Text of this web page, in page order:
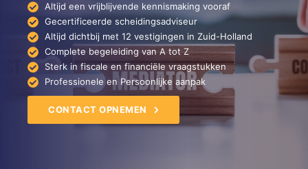
Altijd een vrijblijvende kennismaking vooraf
Gecertificeerde scheidingsadviseur
Altijd dichtbij met 12 vestigingen in Zuid-Holland
Complete begeleiding van A tot Z
Sterk in fiscale en financiële vraagstukken
Professionele en Persoonlijke aanpak
CONTACT OPNEMEN